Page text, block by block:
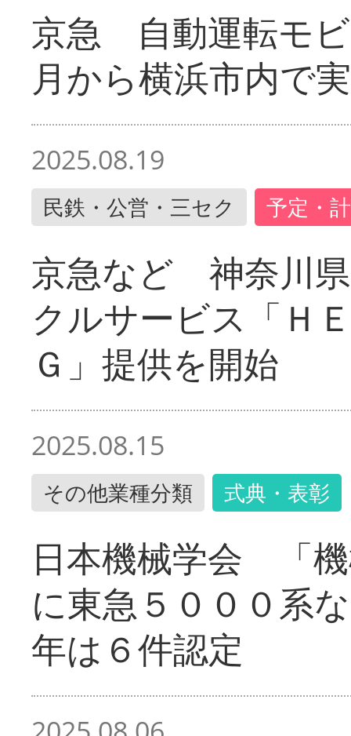
京急 自動運転モ
月から横浜市内で
2025.08.19
民鉄・公営・三セク 予定・
京急など 神奈川
クルサービス「Ｈ
Ｇ」提供を開始
2025.08.15
その他業種分類 式典・表彰
日本機械学会 「
に東急５０００系
年は６件認定